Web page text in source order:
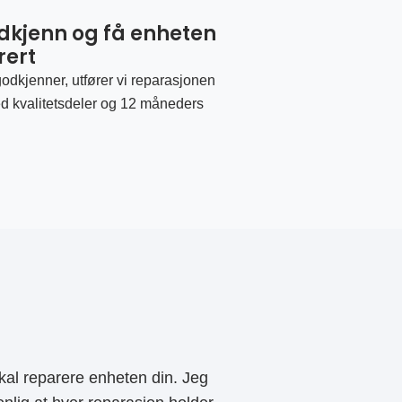
og få enheten
utfører vi reparasjonen
kvalitetsdeler og 12 måneders
reparere enheten din. Jeg